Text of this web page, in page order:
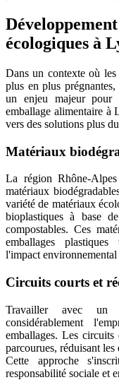
écologiques à
Dans un contexte où les
plus en plus
un enjeu majeur pour
emballage alimentaire à
vers des solutions plus
Matériaux
La région Rhône-
matériaux
variété de matériaux
bioplastiques à base
compostables. Ces
emballages plastiques
l'impact
Circuits courts et
Travailler avec un
considérablement
emballages. Les circuits
parcourues, réduisant
Cette approche
responsabilité sociale et